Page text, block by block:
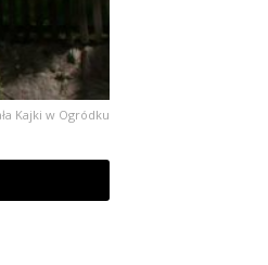
Kajki w Ogródku